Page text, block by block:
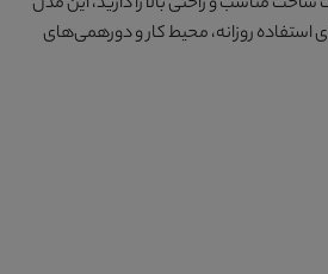
استفاده روزانه، محیط کار و دورهمی‌های